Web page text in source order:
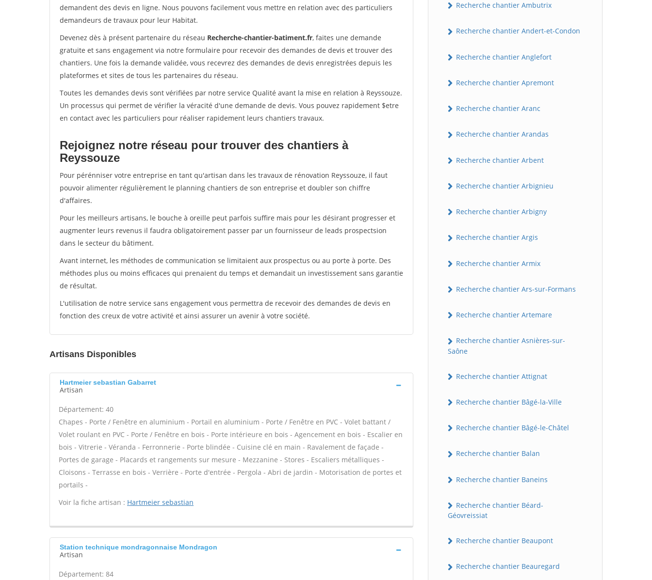
demandent des devis en ligne. Nous pouvons facilement vous mettre en relation avec des particuliers
demandeurs de travaux pour leur Habitat.
Devenez dès à présent partenaire du réseau Recherche-chantier-batiment.fr, faites une demande
gratuite et sans engagement via notre formulaire pour recevoir des demandes de devis et trouver des
chantiers. Une fois la demande validée, vous recevrez des demandes de devis enregistrées depuis les
plateformes et sites de tous les partenaires du réseau.
Toutes les demandes devis sont vérifiées par notre service Qualité avant la mise en relation à Reyssouze.
Un processus qui permet de vérifier la véracité d'une demande de devis. Vous pouvez rapidement $etre
en contact avec les particuliers pour réaliser rapidement leurs chantiers travaux.
Rejoignez notre réseau pour trouver des chantiers à
Reyssouze
Pour pérénniser votre entreprise en tant qu'artisan dans les travaux de rénovation Reyssouze, il faut
pouvoir alimenter régulièrement le planning chantiers de son entreprise et doubler son chiffre
d'affaires.
Pour les meilleurs artisans, le bouche à oreille peut parfois suffire mais pour les désirant progresser et
augmenter leurs revenus il faudra obligatoirement passer par un fournisseur de leads prospectsion
dans le secteur du bâtiment.
Avant internet, les méthodes de communication se limitaient aux prospectus ou au porte à porte. Des
méthodes plus ou moins efficaces qui prenaient du temps et demandait un investissement sans garantie
de résultat.
L'utilisation de notre service sans engagement vous permettra de recevoir des demandes de devis en
fonction des creux de votre activité et ainsi assurer un avenir à votre société.
Artisans Disponibles
Hartmeier sebastian Gabarret
Artisan
Département: 40
Chapes - Porte / Fenêtre en aluminium - Portail en aluminium - Porte / Fenêtre en PVC - Volet battant /
Volet roulant en PVC - Porte / Fenêtre en bois - Porte intérieure en bois - Agencement en bois - Escalier en
bois - Vitrerie - Véranda - Ferronnerie - Porte blindée - Cuisine clé en main - Ravalement de façade -
Portes de garage - Placards et rangements sur mesure - Mezzanine - Stores - Escaliers métalliques -
Cloisons - Terrasse en bois - Verrière - Porte d'entrée - Pergola - Abri de jardin - Motorisation de portes et
portails -
Voir la fiche artisan : Hartmeier sebastian
Station technique mondragonnaise Mondragon
Artisan
Département: 84
Recherche chantier Ambutrix
Recherche chantier Andert-et-Condon
Recherche chantier Anglefort
Recherche chantier Apremont
Recherche chantier Aranc
Recherche chantier Arandas
Recherche chantier Arbent
Recherche chantier Arbignieu
Recherche chantier Arbigny
Recherche chantier Argis
Recherche chantier Armix
Recherche chantier Ars-sur-Formans
Recherche chantier Artemare
Recherche chantier Asnières-sur-
Saône
Recherche chantier Attignat
Recherche chantier Bâgé-la-Ville
Recherche chantier Bâgé-le-Châtel
Recherche chantier Balan
Recherche chantier Baneins
Recherche chantier Béard-
Géovreissiat
Recherche chantier Beaupont
Recherche chantier Beauregard